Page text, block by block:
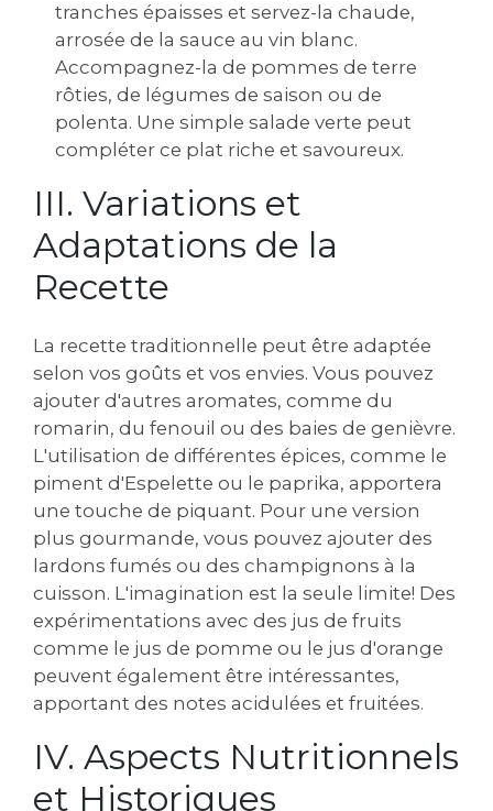
tranches épaisses et servez-la chaude,
arrosée de la sauce au vin blanc.
Accompagnez-la de pommes de terre
rôties, de légumes de saison ou de
polenta. Une simple salade verte peut
compléter ce plat riche et savoureux.
III. Variations et
Adaptations de la
Recette
La recette traditionnelle peut être adaptée
selon vos goûts et vos envies. Vous pouvez
ajouter d'autres aromates, comme du
romarin, du fenouil ou des baies de genièvre.
L'utilisation de différentes épices, comme le
piment d'Espelette ou le paprika, apportera
une touche de piquant. Pour une version
plus gourmande, vous pouvez ajouter des
lardons fumés ou des champignons à la
cuisson. L'imagination est la seule limite! Des
expérimentations avec des jus de fruits
comme le jus de pomme ou le jus d'orange
peuvent également être intéressantes,
apportant des notes acidulées et fruitées.
IV. Aspects Nutritionnels
et Historiques